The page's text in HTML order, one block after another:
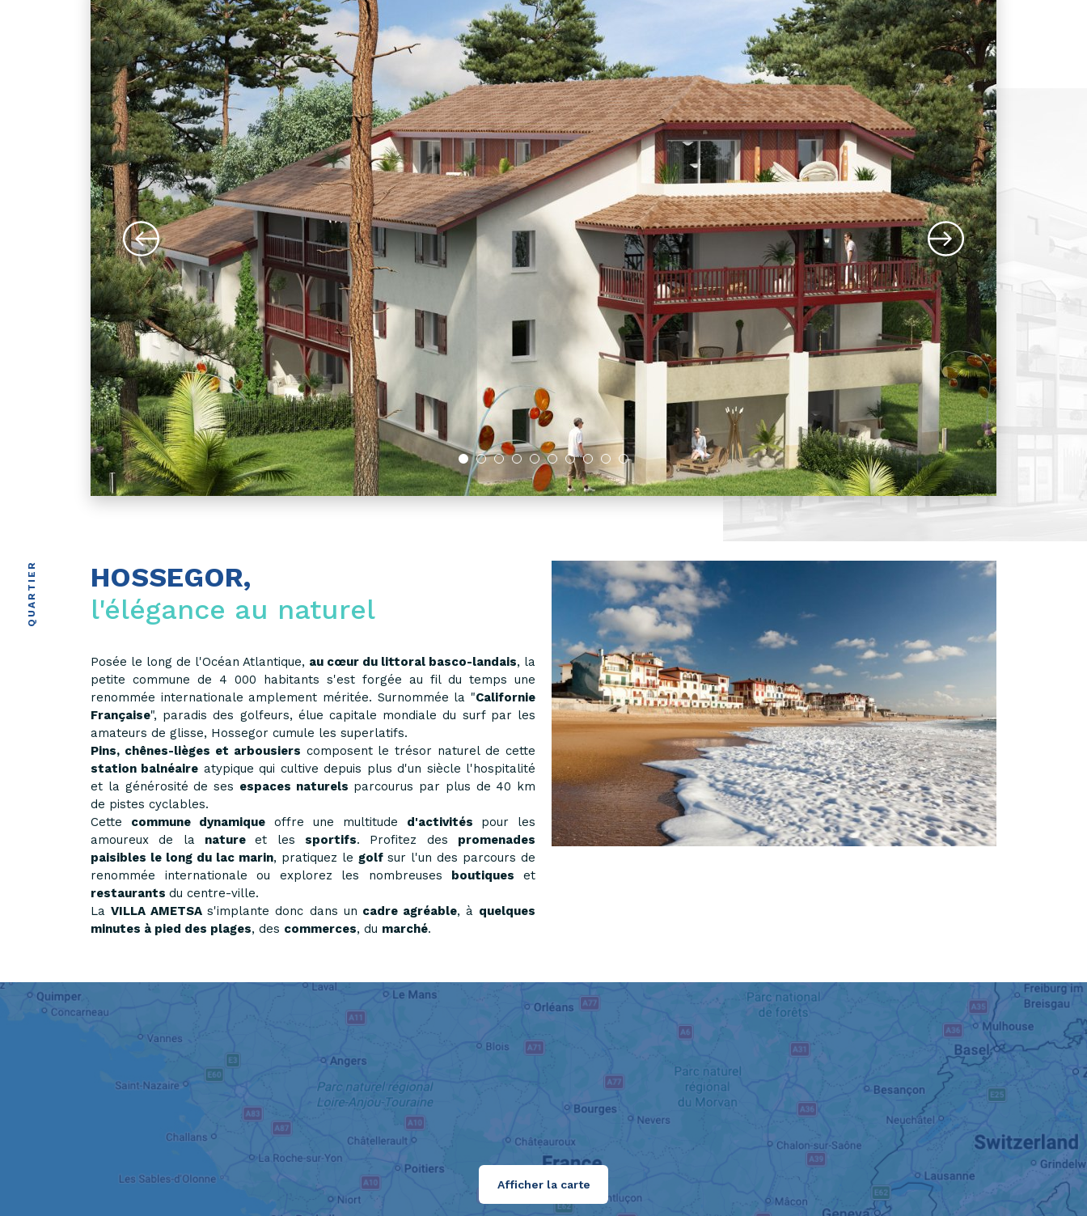
QUARTIER
HOSSEGOR,
l'élégance au naturel
Posée le long de l'Océan Atlantique, au cœur du littoral basco-landais, la
petite commune de 4 000 habitants s'est forgée au fil du temps une
renommée internationale amplement méritée. Surnommée la "Californie
Française", paradis des golfeurs, élue capitale mondiale du surf par les
amateurs de glisse, Hossegor cumule les superlatifs.
Pins, chênes-lièges et arbousiers composent le trésor naturel de cette
station balnéaire atypique qui cultive depuis plus d'un siècle l'hospitalité
et la générosité de ses espaces naturels parcourus par plus de 40 km
de pistes cyclables.
Cette commune dynamique offre une multitude d'activités pour les
amoureux de la natureet les sportifs. Profitez des promenades
paisibles le long du lac marin, pratiquez le golf sur l'un des parcours de
renommée internationale ou explorez les nombreuses boutiqueset
restaurants du centre-ville.
LaVILLA AMETSAs'implante donc dans un cadre agréable, à quelques
minutes à pied des plages, des commerces, du marché.
Afficher la carte